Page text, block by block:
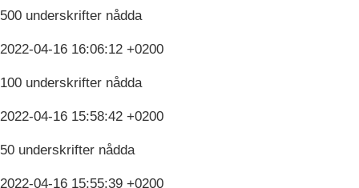
500 underskrifter nådda
2022-04-16 16:06:12 +0200
100 underskrifter nådda
2022-04-16 15:58:42 +0200
50 underskrifter nådda
2022-04-16 15:55:39 +0200